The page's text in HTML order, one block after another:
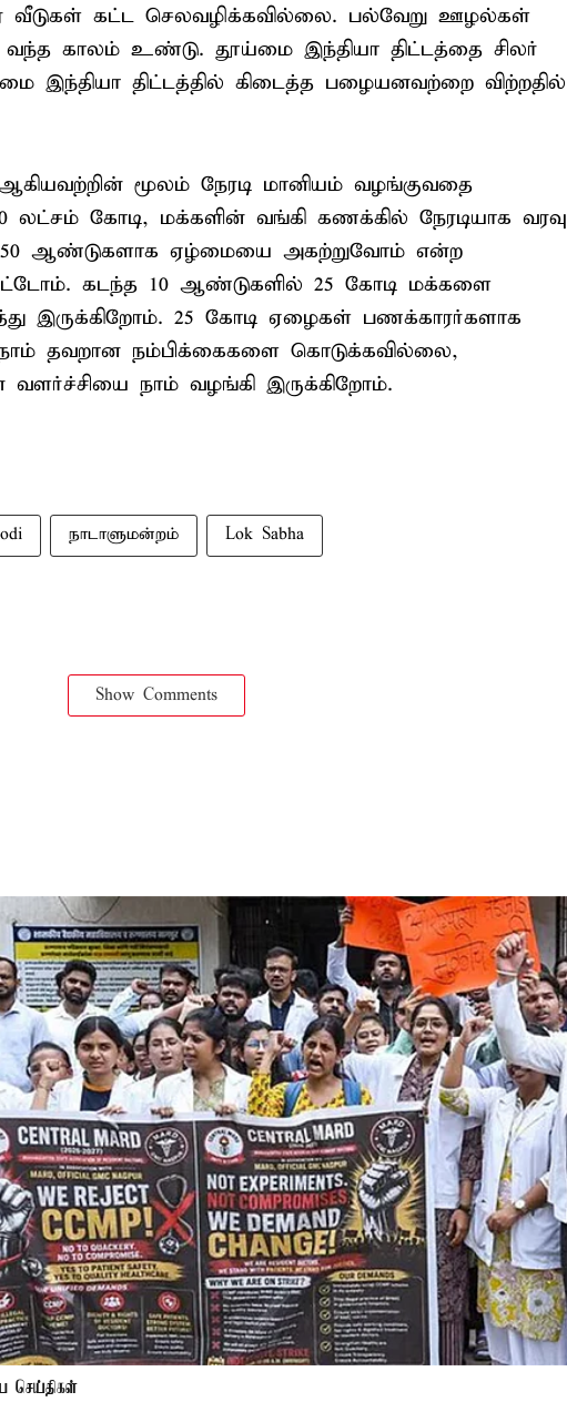
கட்ட செலவழிக்கவில்லை. பல்வேறு ஊழல்கள்
வந்த காலம் உண்டு. தூய்மை இந்தியா திட்டத்தை சிலர்
இந்தியா திட்டத்தில் கிடைத்த பழையனவற்றை விற்றதில்
மூலம் நேரடி மானியம் வழங்குவதை
லட்சம் கோடி, மக்களின் வங்கி கணக்கில் நேரடியாக வரவு
50 ஆண்டுகளாக ஏழ்மையை அகற்றுவோம் என்ற
கடந்த 10 ஆண்டுகளில் 25 கோடி மக்களை
இருக்கிறோம். 25 கோடி ஏழைகள் பணக்காரர்களாக
நாம் தவறான நம்பிக்கைகளை கொடுக்கவில்லை,
நாம் வழங்கி இருக்கிறோம்.
நாடாளுமன்றம் Lok Sabha
Show Comments
செய்திகள்